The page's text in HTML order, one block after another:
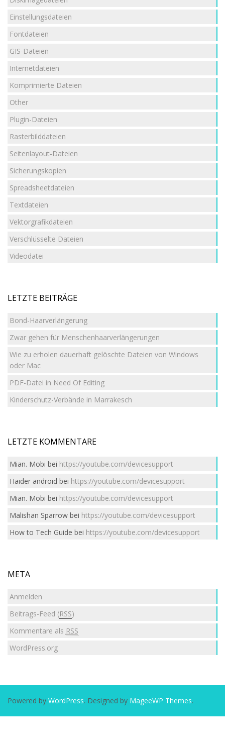
Einstellungsdateien
Fontdateien
GIS-Dateien
Internetdateien
Komprimierte Dateien
Other
Plugin-Dateien
Rasterbilddateien
Seitenlayout-Dateien
Sicherungskopien
Spreadsheetdateien
Textdateien
Vektorgrafikdateien
Verschlüsselte Dateien
Videodatei
LETZTE BEITRÄGE
Bond-Haarverlängerung
Zwar gehen für Menschenhaarverlängerungen
Wie zu erholen dauerhaft gelöschte Dateien von Windows
oder Mac
PDF-Datei in Need Of Editing
Kinderschutz-Verbände in Marrakesch
LETZTE KOMMENTARE
Mian. Mobi bei https://youtube.com/devicesupport
Haider android bei https://youtube.com/devicesupport
Mian. Mobi bei https://youtube.com/devicesupport
Malishan Sparrowbei https://youtube.com/devicesupport
How to Tech Guide bei https://youtube.com/devicesupport
META
Anmelden
Beitrags-Feed (RSS)
Kommentare als RSS
WordPress.org
Powered by WordPress. Designed by MageeWP Themes.